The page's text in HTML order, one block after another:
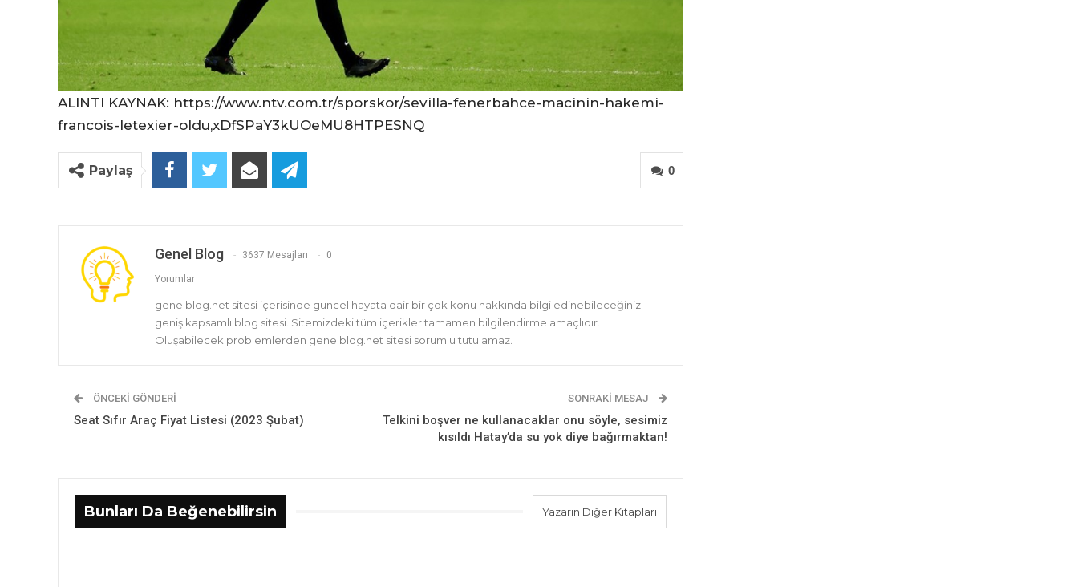
ALINTI KAYNAK: https://www.ntv.com.tr/sporskor/sevilla-fenerbahce-macinin-hakemi-
francois-letexier-oldu,xDfSPaY3kUOeMU8HTPESNQ
0
Paylaş
Genel Blog 3637 Mesajları 0
Yorumlar
genelblog.net sitesi içerisinde güncel hayata dair bir çok konu hakkında bilgi edinebileceğiniz
geniş kapsamlı blog sitesi. Sitemizdeki tüm içerikler tamamen bilgilendirme amaçlıdır.
Oluşabilecek problemlerden genelblog.net sitesi sorumlu tutulamaz.
ÖNCEKI GÖNDERI
Seat Sıfır Araç Fiyat Listesi (2023 Şubat)
SONRAKI MESAJ
Telkini boşver ne kullanacaklar onu söyle, sesimiz
kısıldı Hatay’da su yok diye bağırmaktan!
Bunları Da Beğenebilirsin Yazarın Diğer Kitapları